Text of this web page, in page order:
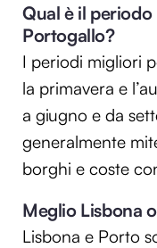
Qual è il
Portogallo?
I periodi migliori
la primavera e
a giugno e da
generalmente
borghi e coste
Meglio Lisbona
Lisbona e Porto